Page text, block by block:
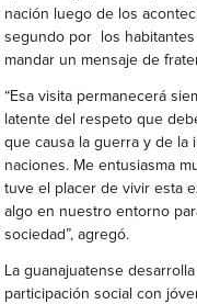
nación luego de los
segundo por los
mandar un mensaje de
“Esa visita permanecerá
latente del respeto que
que causa la guerra y de la
naciones. Me entusiasma
tuve el placer de vivir esta
algo en nuestro entorno
sociedad”, agregó.
La guanajuatense
participación social con